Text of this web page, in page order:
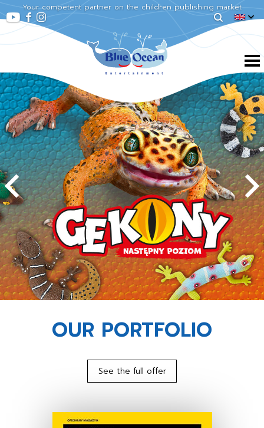
Your competent partner on the children publishing market
OUR PORTFOLIO
See the full offer